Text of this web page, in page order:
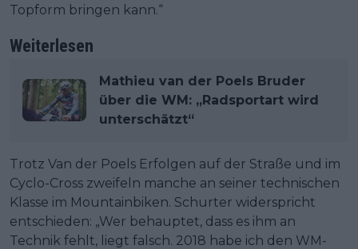
Topform bringen kann.“
Weiterlesen
Mathieu van der Poels Bruder
über die WM: „Radsportart wird
unterschätzt“
Trotz Van der Poels Erfolgen auf der Straße und im
Cyclo-Cross zweifeln manche an seiner technischen
Klasse im Mountainbiken. Schurter widerspricht
entschieden: „Wer behauptet, dass es ihm an
Technik fehlt, liegt falsch. 2018 habe ich den WM-